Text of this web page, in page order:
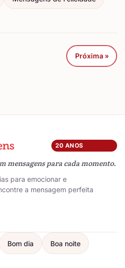
Próxima »
20 ANOS
mensagens para cada momento.
para emocionar e
a mensagem perfeita
Bom dia Boa noite